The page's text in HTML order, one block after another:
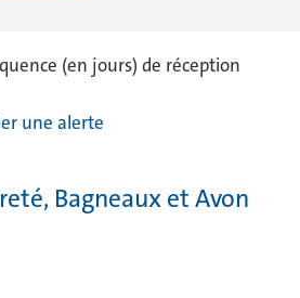
(en jours) de réception
une alerte
Bagneaux et Avon